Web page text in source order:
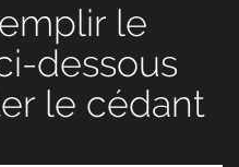
le
dessous
le cédant